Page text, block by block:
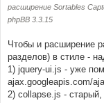
расширение Sortables
phpBB 3.3.15
Чтобы и расширение
разделов) в стиле -
1) jquery-ui.js - уже
ajax.googleapis.com/
2) collapse.js -